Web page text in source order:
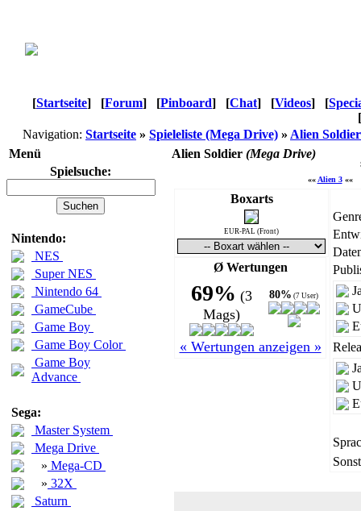
[Startseite] [Forum] [Pinboard] [Chat] [Videos] [
[
Navigation: Startseite » Spieleliste (Mega Drive) » Alien Soldier
Menü
Alien Soldier (Mega Drive)
Spielsuche:
Nintendo:
NES
Super NES
Nintendo 64
GameCube
Game Boy
Game Boy Color
Game Boy
Advance
Sega:
Master System
Mega Drive
» Mega-CD
» 32X
Saturn
«« Alien 3««
Boxarts
EUR-PAL (Front)
Ø Wertungen
69% (3
Mags)
80% (7 User)
« Wertungen anzeigen »